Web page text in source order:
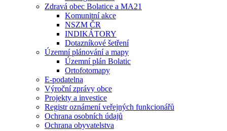
Zdravá obec Bolatice a MA21
Komunitní akce
NSZM ČR
INDIKÁTORY
Dotazníkové šetření
Územní plánování a mapy
Územní plán Bolatic
Ortofotomapy
E-podatelna
Výroční zprávy obce
Projekty a investice
Registr oznámení veřejných funkcionářů
Ochrana osobních údajů
Ochrana obyvatelstva